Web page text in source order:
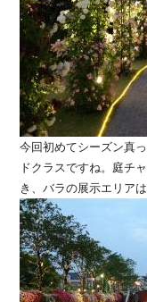
今回初めてシーズン真
ドクラスですね。庭チ
き、バラの展示エリア